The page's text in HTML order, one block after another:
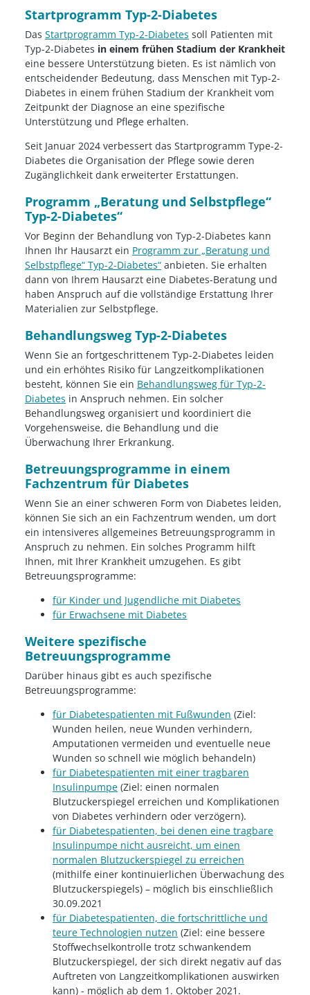
Startprogramm Typ-2-Diabetes
Das Startprogramm Typ-2-Diabetes soll Patienten mit
Typ-2-Diabetes in einem frühen Stadium der Krankheit
eine bessere Unterstützung bieten. Es ist nämlich von
entscheidender Bedeutung, dass Menschen mit Typ-2-
Diabetes in einem frühen Stadium der Krankheit vom
Zeitpunkt der Diagnose an eine spezifische
Unterstützung und Pflege erhalten.
Seit Januar 2024 verbessert das Startprogramm Type-2-
Diabetes die Organisation der Pflege sowie deren
Zugänglichkeit dank erweiterter Erstattungen.
Programm „Beratung und Selbstpflege“
Typ-2-Diabetes“
Vor Beginn der Behandlung von Typ-2-Diabetes kann
Ihnen Ihr Hausarzt ein Programm zur „Beratung und
Selbstpflege“ Typ-2-Diabetes“ anbieten. Sie erhalten
dann von Ihrem Hausarzt eine Diabetes-Beratung und
haben Anspruch auf die vollständige Erstattung Ihrer
Materialien zur Selbstpflege.
Behandlungsweg Typ-2-Diabetes
Wenn Sie an fortgeschrittenem Typ-2-Diabetes leiden
und ein erhöhtes Risiko für Langzeitkomplikationen
besteht, können Sie ein Behandlungsweg für Typ-2-
Diabetes in Anspruch nehmen. Ein solcher
Behandlungsweg organisiert und koordiniert die
Vorgehensweise, die Behandlung und die
Überwachung Ihrer Erkrankung.
Betreuungsprogramme in einem
Fachzentrum für Diabetes
Wenn Sie an einer schweren Form von Diabetes leiden,
können Sie sich an ein Fachzentrum wenden, um dort
ein intensiveres allgemeines Betreuungsprogramm in
Anspruch zu nehmen. Ein solches Programm hilft
Ihnen, mit Ihrer Krankheit umzugehen. Es gibt
Betreuungsprogramme:
für Kinder und Jugendliche mit Diabetes
für Erwachsene mit Diabetes
Weitere spezifische
Betreuungsprogramme
Darüber hinaus gibt es auch spezifische
Betreuungsprogramme:
für Diabetespatienten mit Fußwunden (Ziel:
Wunden heilen, neue Wunden verhindern,
Amputationen vermeiden und eventuelle neue
Wunden so schnell wie möglich behandeln)
für Diabetespatienten mit einer tragbaren
Insulinpumpe (Ziel: einen normalen
Blutzuckerspiegel erreichen und Komplikationen
von Diabetes verhindern oder verzögern).
für Diabetespatienten, bei denen eine tragbare
Insulinpumpe nicht ausreicht, um einen
normalen Blutzuckerspiegel zu erreichen
(mithilfe einer kontinuierlichen Überwachung des
Blutzuckerspiegels) – möglich bis einschließlich
30.09.2021
für Diabetespatienten, die fortschrittliche und
teure Technologien nutzen (Ziel: eine bessere
Stoffwechselkontrolle trotz schwankendem
Blutzuckerspiegel, der sich direkt negativ auf das
Auftreten von Langzeitkomplikationen auswirken
kann) - möglich ab dem 1. Oktober 2021.